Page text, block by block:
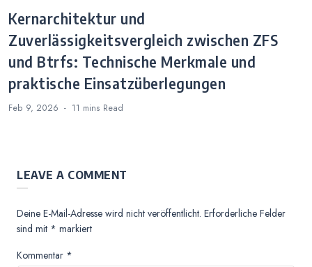
Kernarchitektur und
Zuverlässigkeitsvergleich zwischen ZFS
und Btrfs: Technische Merkmale und
praktische Einsatzüberlegungen
Feb 9, 2026 11 mins Read
LEAVE A COMMENT
Deine E-Mail-Adresse wird nicht veröffentlicht. Erforderliche Felder
sind mit * markiert
Kommentar *